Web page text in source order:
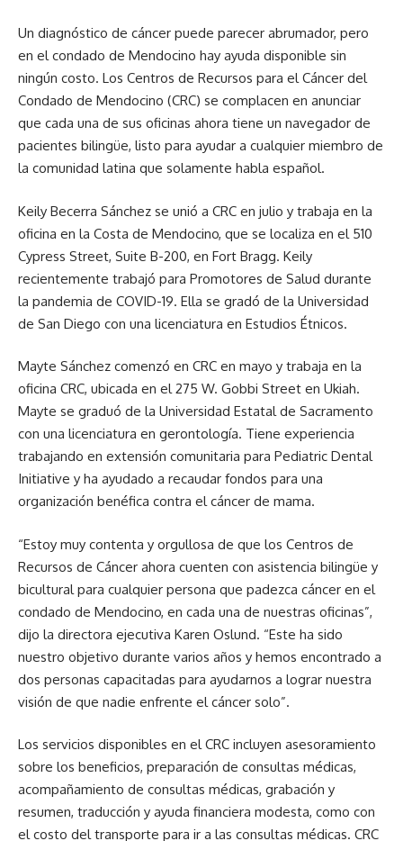
Un diagnóstico de cáncer puede parecer abrumador, pero
en el condado de Mendocino hay ayuda disponible sin
ningún costo. Los Centros de Recursos para el Cáncer del
Condado de Mendocino (CRC) se complacen en anunciar
que cada una de sus oficinas ahora tiene un navegador de
pacientes bilingüe, listo para ayudar a cualquier miembro de
la comunidad latina que solamente habla español.
Keily Becerra Sánchez se unió a CRC en julio y trabaja en la
oficina en la Costa de Mendocino, que se localiza en el 510
Cypress Street, Suite B-200, en Fort Bragg. Keily
recientemente trabajó para Promotores de Salud durante
la pandemia de COVID-19. Ella se gradó de la Universidad
de San Diego con una licenciatura en Estudios Étnicos.
Mayte Sánchez comenzó en CRC en mayo y trabaja en la
oficina CRC, ubicada en el 275 W. Gobbi Street en Ukiah.
Mayte se graduó de la Universidad Estatal de Sacramento
con una licenciatura en gerontología. Tiene experiencia
trabajando en extensión comunitaria para Pediatric Dental
Initiative y ha ayudado a recaudar fondos para una
organización benéfica contra el cáncer de mama.
“Estoy muy contenta y orgullosa de que los Centros de
Recursos de Cáncer ahora cuenten con asistencia bilingüe y
bicultural para cualquier persona que padezca cáncer en el
condado de Mendocino, en cada una de nuestras oficinas”,
dijo la directora ejecutiva Karen Oslund. “Este ha sido
nuestro objetivo durante varios años y hemos encontrado a
dos personas capacitadas para ayudarnos a lograr nuestra
visión de que nadie enfrente el cáncer solo”.
Los servicios disponibles en el CRC incluyen asesoramiento
sobre los beneficios, preparación de consultas médicas,
acompañamiento de consultas médicas, grabación y
resumen, traducción y ayuda financiera modesta, como con
el costo del transporte para ir a las consultas médicas. CRC